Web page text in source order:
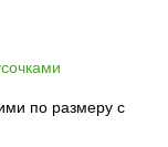
по размеру с